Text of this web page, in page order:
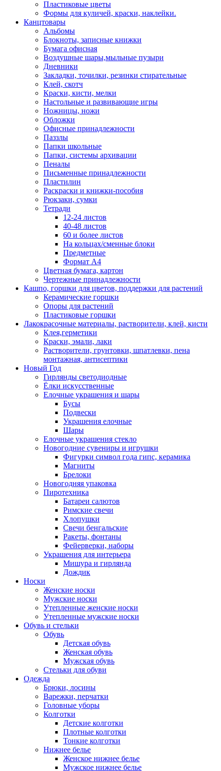
Пластиковые цветы
Формы для куличей, краски, наклейки.
Канцтовары
Альбомы
Блокноты, записные книжки
Бумага офисная
Воздушные шары,мыльные пузыри
Дневники
Закладки, точилки, резинки стирательные
Клей, скотч
Краски, кисти, мелки
Настольные и развивающие игры
Ножницы, ножи
Обложки
Офисные принадлежности
Паззлы
Папки школьные
Папки, системы архивации
Пеналы
Письменные принадлежности
Пластилин
Раскраски и книжки-пособия
Рюкзаки, сумки
Тетради
12-24 листов
40-48 листов
60 и более листов
На кольцах/сменные блоки
Предметные
Формат А4
Цветная бумага, картон
Чертежные принадлежности
Кашпо, горшки для цветов, поддержки для растений
Керамические горшки
Опоры для растений
Пластиковые горшки
Лакокрасочные материалы, растворители, клей, кисти
Клея,герметики
Краски, эмали, лаки
Растворители, грунтовки, шпатлевки, пена
монтажная, антисептики
Новый Год
Гирлянды светодиодные
Ёлки искусственные
Елочные украшения и шары
Бусы
Подвески
Украшения елочные
Шары
Елочные украшения стекло
Новогодние сувениры и игрушки
Фигурки символ года гипс, керамика
Магниты
Брелоки
Новогодняя упаковка
Пиротехника
Батареи салютов
Римские свечи
Хлопушки
Свечи бенгальские
Ракеты, фонтаны
Фейерверки, наборы
Украшения для интерьера
Мишура и гирлянда
Дождик
Носки
Женские носки
Мужские носки
Утепленные женские носки
Утепленные мужские носки
Обувь и стельки
Обувь
Детская обувь
Женская обувь
Мужская обувь
Стельки для обуви
Одежда
Брюки, лосины
Варежки, перчатки
Головные уборы
Колготки
Детские колготки
Плотные колготки
Тонкие колготки
Нижнее белье
Женское нижнее белье
Мужское нижнее белье